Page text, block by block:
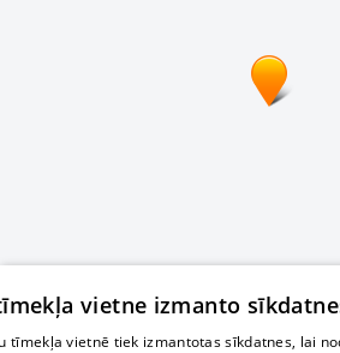
vietne izmanto
tīmekļa vietnē tiek izmantotas sīkdatnes, lai